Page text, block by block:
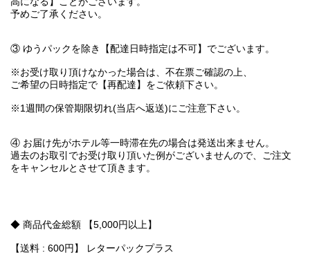
予めご了承ください。
③ ゆうパックを除き【配達日時指定は不可】でございます。
※お受け取り頂けなかった場合は、不在票ご確認の上、
ご希望の日時指定で【再配達】をご依頼下さい。
※1週間の保管期限切れ(当店へ返送)にご注意下さい。
④ お届け先がホテル等一時滞在先の場合は発送出来ません。
過去のお取引でお受け取り頂いた例がございませんので、ご注文
をキャンセルとさせて頂きます。
◆ 商品代金総額 【5,000円以上】
【送料 : 600円】 レターパックプラス